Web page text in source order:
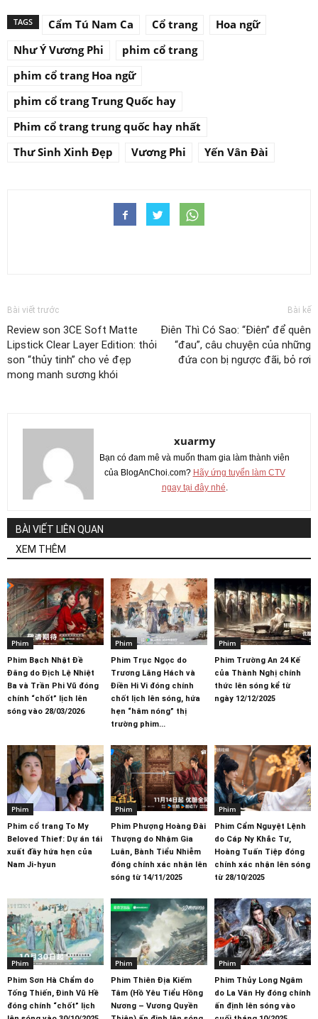
TAGS Cẩm Tú Nam Ca Cổ trang
Hoa ngữ
Như Ý Vương Phi
phim cổ trang
phim cổ trang Hoa ngữ
phim cổ trang Trung Quốc hay
Phim cổ trang trung quốc hay nhất
Thư Sinh Xinh Đẹp
Vương Phi Yến Vân Đài
Bài viết trước
Review son 3CE Soft Matte
Lipstick Clear Layer Edition: thỏi
son “thủy tinh” cho vẻ đẹp
mong manh sương khói
Bài kế
Điên Thì Có Sao: “Điên” để quên
“đau”, câu chuyện của những
đứa con bị ngược đãi, bỏ rơi
xuarmy
Bạn có đam mê và muốn tham gia làm thành viên
của BlogAnChoi.com? Hãy ứng tuyển làm CTV
ngay tại đây nhé.
BÀI VIẾT LIÊN QUAN
XEM THÊM
Phim
Phim Bạch Nhật Đề
Đăng do Địch Lệ Nhiệt
Ba và Trần Phi Vũ đóng
chính “chốt” lịch lên
sóng vào 28/03/2026
Phim
Phim Trục Ngọc do
Trương Lăng Hách và
Điền Hi Vi đóng chính
chốt lịch lên sóng, hứa
hẹn “hâm nóng” thị
trường phim...
Phim
Phim Trường An 24 Kế
của Thành Nghị chính
thức lên sóng kể từ
ngày 12/12/2025
Phim
Phim cổ trang To My
Beloved Thief: Dự án tái
xuất đầy hứa hẹn của
Nam Ji-hyun
Phim
Phim Phượng Hoàng Đài
Thượng do Nhậm Gia
Luân, Bành Tiểu Nhiễm
đóng chính xác nhận lên
sóng từ 14/11/2025
Phim
Phim Cẩm Nguyệt Lệnh
do Cáp Ny Khắc Tư,
Hoàng Tuấn Tiệp đóng
chính xác nhận lên sóng
từ 28/10/2025
Phim
Phim Sơn Hà Chẩm do
Tống Thiến, Đinh Vũ Hề
đóng chính “chốt” lịch
Phim
Phim Thiên Địa Kiếm
Tâm (Hồ Yêu Tiểu Hồng
Nương – Vương Quyền
Phim
Phim Thủy Long Ngâm
do La Vân Hy đóng chính
ấn định lên sóng vào